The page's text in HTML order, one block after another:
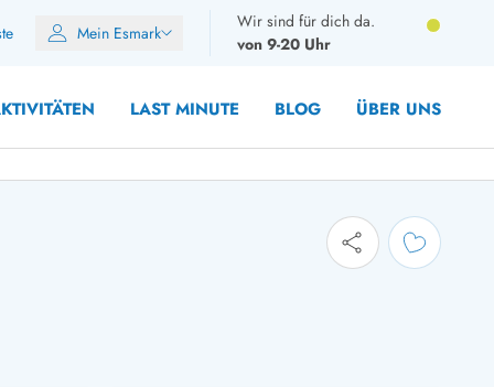
Mein Esmark
Wir sind für dich da.
von 9-20 Uhr
LAST MINUTE BLOG ÜBER UNS